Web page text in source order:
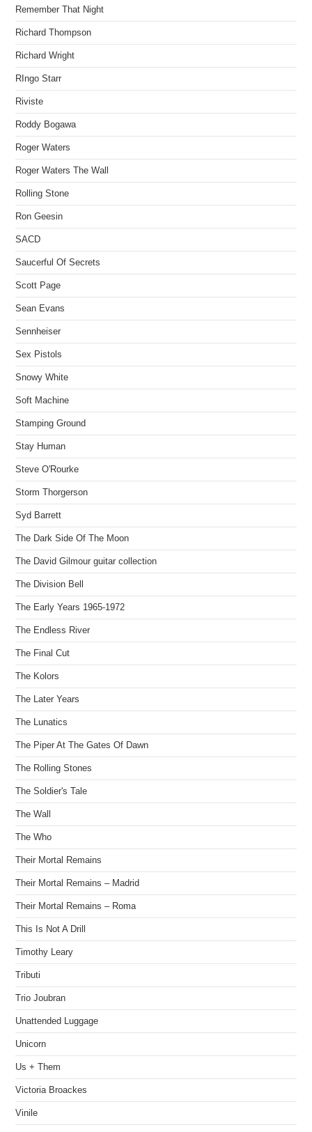
Remember That Night
Richard Thompson
Richard Wright
RIngo Starr
Riviste
Roddy Bogawa
Roger Waters
Roger Waters The Wall
Rolling Stone
Ron Geesin
SACD
Saucerful Of Secrets
Scott Page
Sean Evans
Sennheiser
Sex Pistols
Snowy White
Soft Machine
Stamping Ground
Stay Human
Steve O'Rourke
Storm Thorgerson
Syd Barrett
The Dark Side Of The Moon
The David Gilmour guitar collection
The Division Bell
The Early Years 1965-1972
The Endless River
The Final Cut
The Kolors
The Later Years
The Lunatics
The Piper At The Gates Of Dawn
The Rolling Stones
The Soldier's Tale
The Wall
The Who
Their Mortal Remains
Their Mortal Remains – Madrid
Their Mortal Remains – Roma
This Is Not A Drill
Timothy Leary
Tributi
Trio Joubran
Unattended Luggage
Unicorn
Us + Them
Victoria Broackes
Vinile